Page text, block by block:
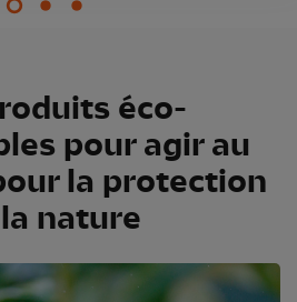
éco-
pour agir au
la protection
nature